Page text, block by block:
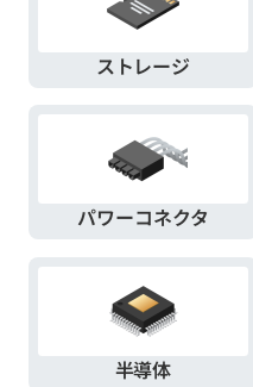
ストレージ
パワーコネクタ
半導体